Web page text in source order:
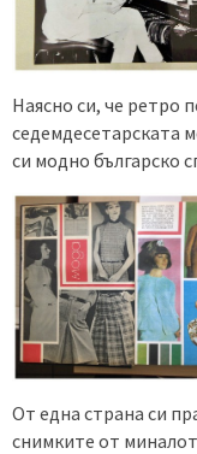
Наясно си, че ретро
седемдесетарската
си модно българско
От една страна си
снимките от